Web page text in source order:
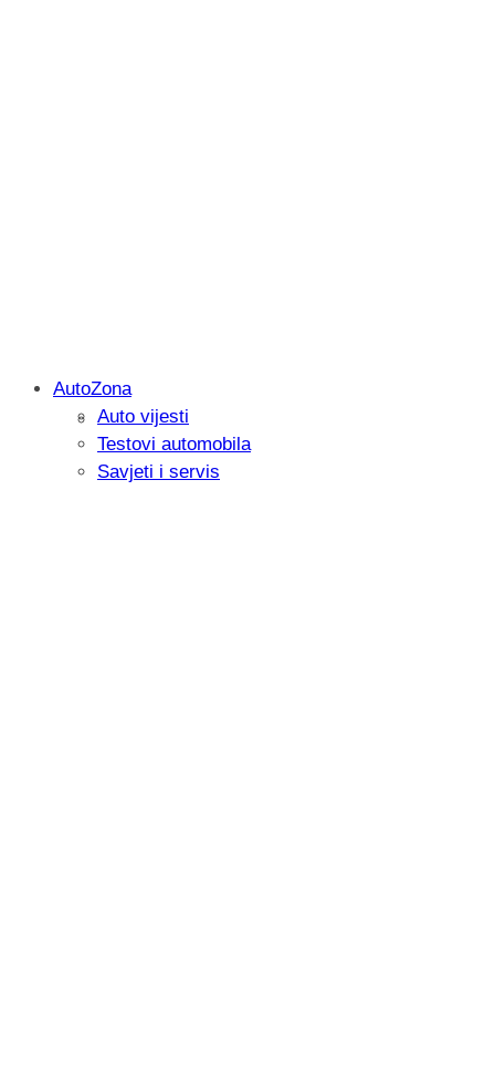
Savjetujemo: Što učiniti kada vaš
AutoZona
Auto vijesti
Testovi automobila
Savjeti i servis